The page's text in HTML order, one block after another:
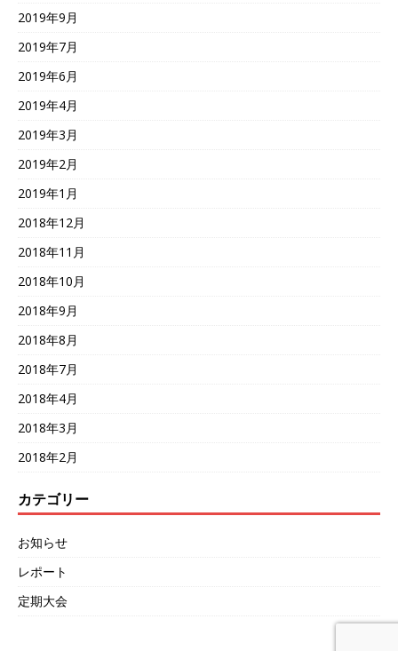
2019年9月
2019年7月
2019年6月
2019年4月
2019年3月
2019年2月
2019年1月
2018年12月
2018年11月
2018年10月
2018年9月
2018年8月
2018年7月
2018年4月
2018年3月
2018年2月
カテゴリー
お知らせ
レポート
定期大会